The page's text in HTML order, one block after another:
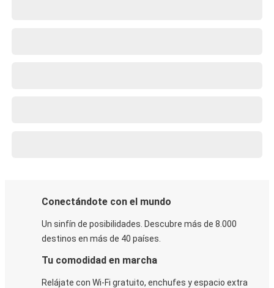
Conectándote con el mundo
Un sinfín de posibilidades. Descubre más de 8.000
destinos en más de 40 países.
Tu comodidad en marcha
Relájate con Wi-Fi gratuito, enchufes y espacio extra